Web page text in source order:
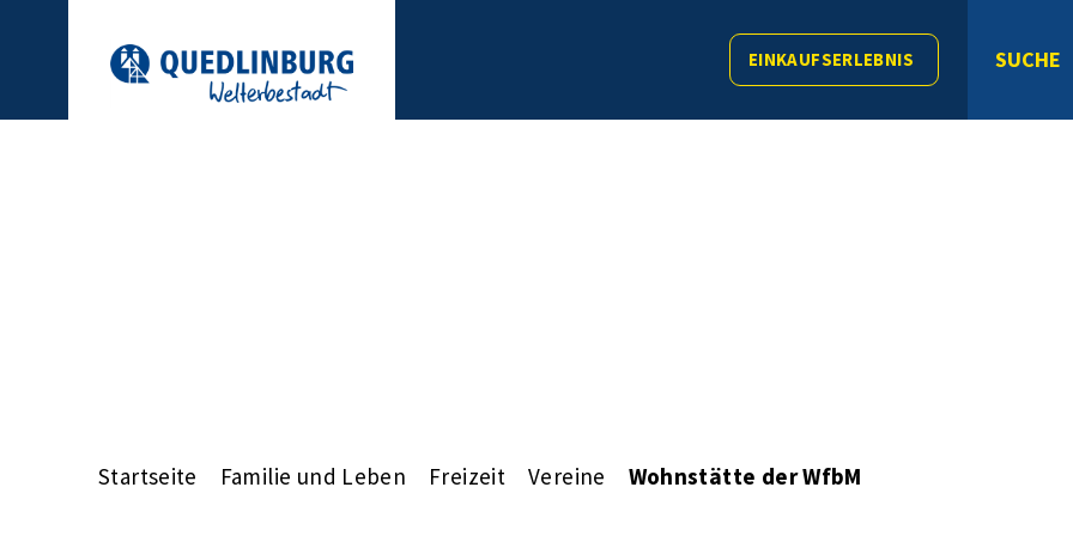
EINKAUFSERLEBNIS SUCHE
Startseite Familie und Leben Freizeit Vereine Wohnstätte der WfbM